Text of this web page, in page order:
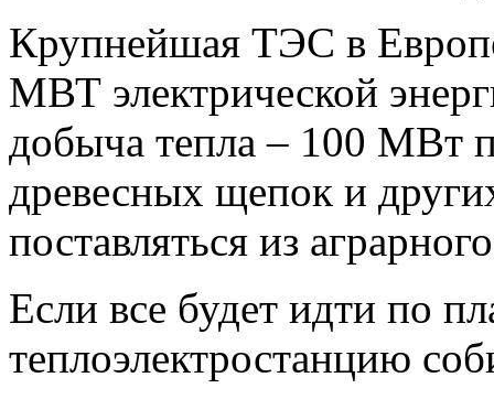
Крупнейшая ТЭС в
МВТ электрической
добыча тепла – 100 МВт
древесных щепок и
поставляться из
Если все будет идти по
теплоэлектростанцию